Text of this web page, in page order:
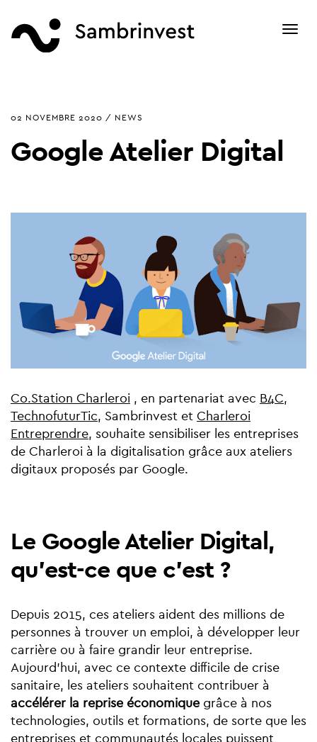
02 NOVEMBRE 2020 / NEWS
Google Atelier Digital
Co.Station Charleroi , en partenariat avec B4C,
TechnofuturTic, Sambrinvest et Charleroi
Entreprendre, souhaite sensibiliser les entreprises
de Charleroi à la digitalisation grâce aux ateliers
digitaux proposés par Google.
Le Google Atelier Digital,
qu'est-ce que c'est ?
Depuis 2015, ces ateliers aident des millions de
personnes à trouver un emploi, à développer leur
carrière ou à faire grandir leur entreprise.
Aujourd'hui, avec ce contexte difficile de crise
sanitaire, les ateliers souhaitent contribuer à
accélérer la reprise économique grâce à nos
technologies, outils et formations, de sorte que les
entreprises et communautés locales puissent